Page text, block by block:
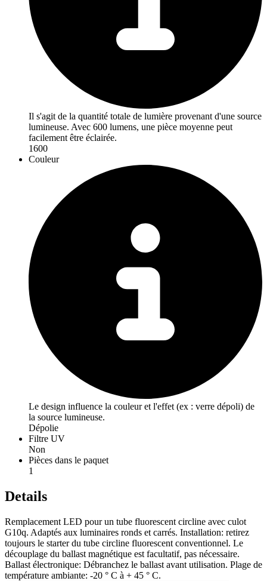
Il s'agit de la quantité totale de lumière provenant d'une source
lumineuse. Avec 600 lumens, une pièce moyenne peut
facilement être éclairée.
1600
Couleur
Le design influence la couleur et l'effet (ex : verre dépoli) de
la source lumineuse.
Dépolie
Filtre UV
Non
Pièces dans le paquet
1
Details
Remplacement LED pour un tube fluorescent circline avec culot
G10q. Adaptés aux luminaires ronds et carrés. Installation: retirez
toujours le starter du tube circline fluorescent conventionnel. Le
découplage du ballast magnétique est facultatif, pas nécessaire.
Ballast électronique: Débranchez le ballast avant utilisation. Plage de
température ambiante: -20 ° C à + 45 ° C.